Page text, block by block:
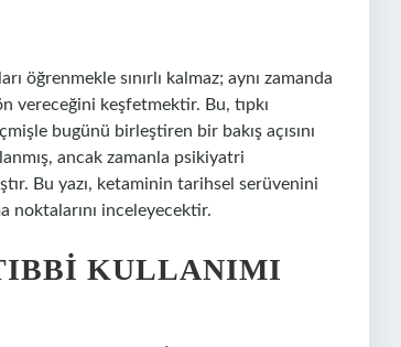
öğrenmekle sınırlı kalmaz; aynı zamanda
vereceğini keşfetmektir. Bu, tıpkı
bugünü birleştiren bir bakış açısını
ancak zamanla psikiyatri
Bu yazı, ketaminin tarihsel serüvenini
noktalarını inceleyecektir.
KULLANIMI